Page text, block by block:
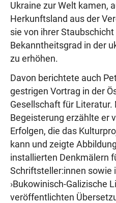
Ukraine zur Welt kamen,
Herkunftsland aus der
sie von ihrer
Bekanntheitsgrad in der
zu erhöhen.
Davon berichtete auch
gestrigen Vortrag in der
Gesellschaft für
Begeisterung erzählte er
Erfolgen, die das
kann und zeigte
installierten Denkmälern
Schriftsteller:innen sowie
›Bukowinisch-Galizische
veröffentlichten